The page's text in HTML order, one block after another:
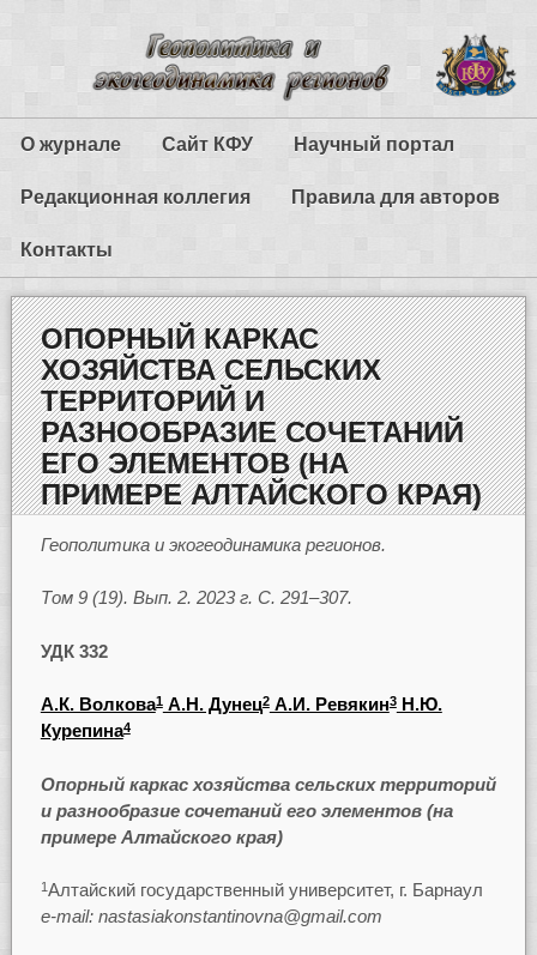
О журнале Сайт КФУ Научный портал
Редакционная коллегия Правила для авторов
Контакты
ОПОРНЫЙ КАРКАС
ХОЗЯЙСТВА СЕЛЬСКИХ
ТЕРРИТОРИЙ И
РАЗНООБРАЗИЕ СОЧЕТАНИЙ
ЕГО ЭЛЕМЕНТОВ (НА
ПРИМЕРЕ АЛТАЙСКОГО КРАЯ)
Геополитика и экогеодинамика регионов.
Том 9 (19). Вып. 2. 2023 г. С. 291–307.
УДК 332
А.К. Волкова1А.Н. Дунец2А.И. Ревякин3Н.Ю.
Курепина4
Опорный каркас хозяйства сельских территорий
и разнообразие сочетаний его элементов (на
примере Алтайского края)
1 Алтайский государственный университет, г. Барнаул
e-mail: nastasiakonstantinovna@gmail.com